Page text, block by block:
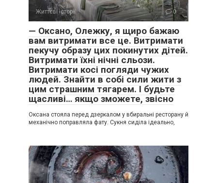
Життєві історії 0
— Оксано, Олежку, я щиро бажаю
вам витримати все це. Витримати
пекучу образу цих покинутих дітей.
Витримати їхні нічні сльози.
Витримати косі погляди чужих
людей. Знайти в собі сили жити з
цим страшним тягарем. І будьте
щасливі… якщо зможете, звісно
Оксана стояла перед дзеркалом у вбиральні ресторану й
механічно поправляла фату. Сукня сиділа ідеально,